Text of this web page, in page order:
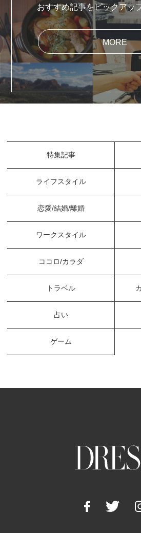
おすすめ記事をピックアッ
MORE
特集記事
ライフスタイル
恋愛/結婚/離婚
ワークスタイル
ココロ/カラダ
トラベル
占い
ゲーム